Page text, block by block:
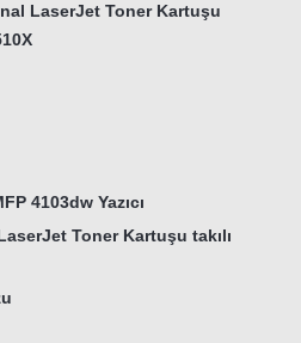
LaserJet Toner Kartuşu
4103dw Yazıcı
Toner Kartuşu takılı